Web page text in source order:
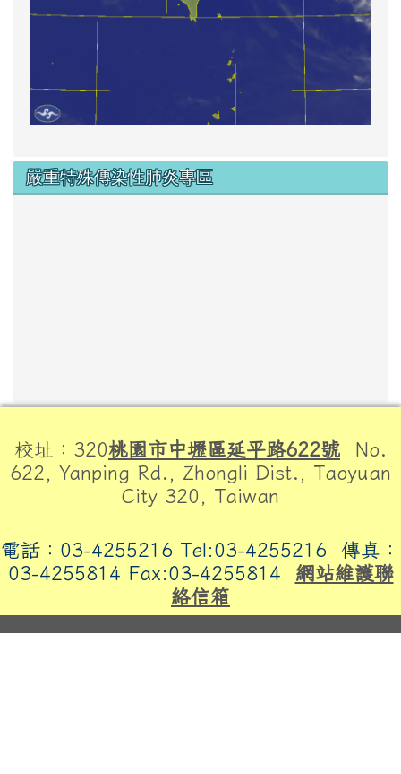
嚴重特殊傳染性肺炎專區
校址：320桃園市中壢區延平路622號 No.
622, Yanping Rd., Zhongli Dist., Taoyuan
City 320, Taiwan
電話：03-4255216 Tel:03-4255216 傳真：
03-4255814 Fax:03-4255814 網站維護聯
絡信箱